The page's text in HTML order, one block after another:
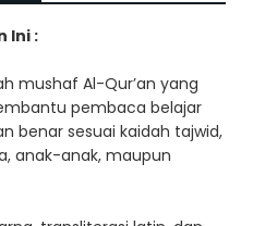
Ini :
mushaf Al-Qur’an yang
pembaca belajar
benar sesuai kaidah tajwid,
anak-anak, maupun